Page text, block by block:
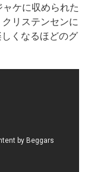
ケに収められた
リステンセンに
くなるほどのグ